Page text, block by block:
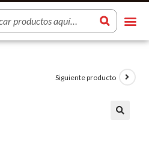
Siguiente producto